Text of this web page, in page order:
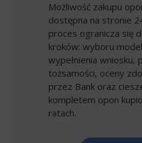
Możliwość zakupu
dostępna na stronie
proces ogranicza się
kroków: wyboru
wypełnienia wniosku,
tożsamości, oceny
przez Bank oraz
kompletem opon
ratach.